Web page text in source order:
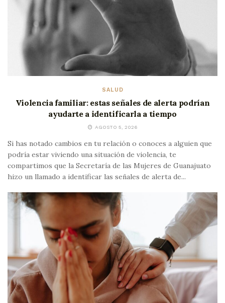
SALUD
Violencia familiar: estas señales de alerta podrían
ayudarte a identificarla a tiempo
AGOSTO 5, 2026
Si has notado cambios en tu relación o conoces a alguien que
podría estar viviendo una situación de violencia, te
compartimos que la Secretaría de las Mujeres de Guanajuato
hizo un llamado a identificar las señales de alerta de...